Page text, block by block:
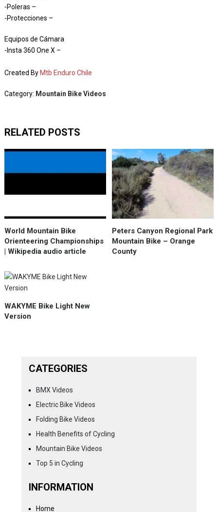
-Poleras –
-Protecciones –
Equipos de Cámara
-Insta 360 One X –
Created By Mtb Enduro Chile
Category: Mountain Bike Videos
RELATED POSTS
World Mountain Bike
Orienteering Championships
| Wikipedia audio article
Peters Canyon Regional Park
Mountain Bike – Orange
County
WAKYME Bike Light New
Version
CATEGORIES
BMX Videos
Electric Bike Videos
Folding Bike Videos
Health Benefits of Cycling
Mountain Bike Videos
Top 5 in Cycling
INFORMATION
Home